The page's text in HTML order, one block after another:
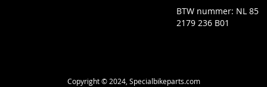
BTW nummer: NL 85
2179 236 B01
Copyright © 2024, Specialbikeparts.com